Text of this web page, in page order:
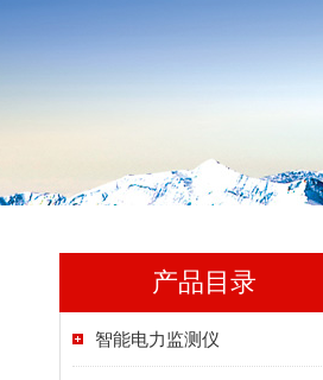
产品目录
智能电力监测仪